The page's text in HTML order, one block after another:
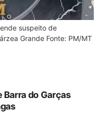
suspeito de
Grande Fonte: PM/MT
do Garças